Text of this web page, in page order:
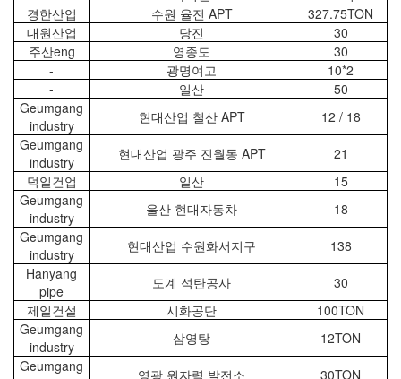
경한산업
수원 율전 APT
327.75TON
대원산업
당진
30
주산eng
영종도
30
-
광명여고
10*2
-
일산
50
Geumgang
industry
현대산업 철산 APT
12 / 18
Geumgang
industry
현대산업 광주 진월동 APT
21
덕일건업
일산
15
Geumgang
industry
울산 현대자동차
18
Geumgang
industry
현대산업 수원화서지구
138
Hanyang
pipe
도계 석탄공사
30
제일건설
시화공단
100TON
Geumgang
industry
삼영탕
12TON
Geumgang
영광 원자력 발전소
30TON